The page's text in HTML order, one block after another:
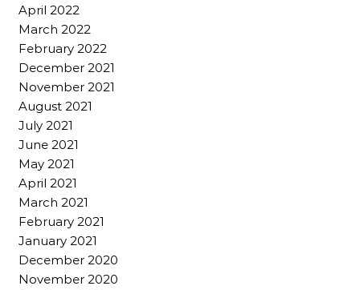
April 2022
March 2022
February 2022
December 2021
November 2021
August 2021
July 2021
June 2021
May 2021
April 2021
March 2021
February 2021
January 2021
December 2020
November 2020